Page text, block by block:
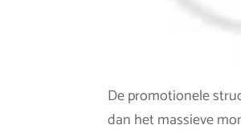
De promotionele
dan het massieve